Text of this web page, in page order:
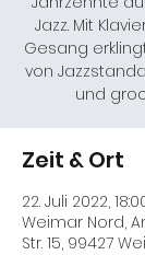
Jazz. Mit
Gesang
von
und
Zeit & Ort
22. Juli 2022,
Weimar Nord,
Str. 15, 99427